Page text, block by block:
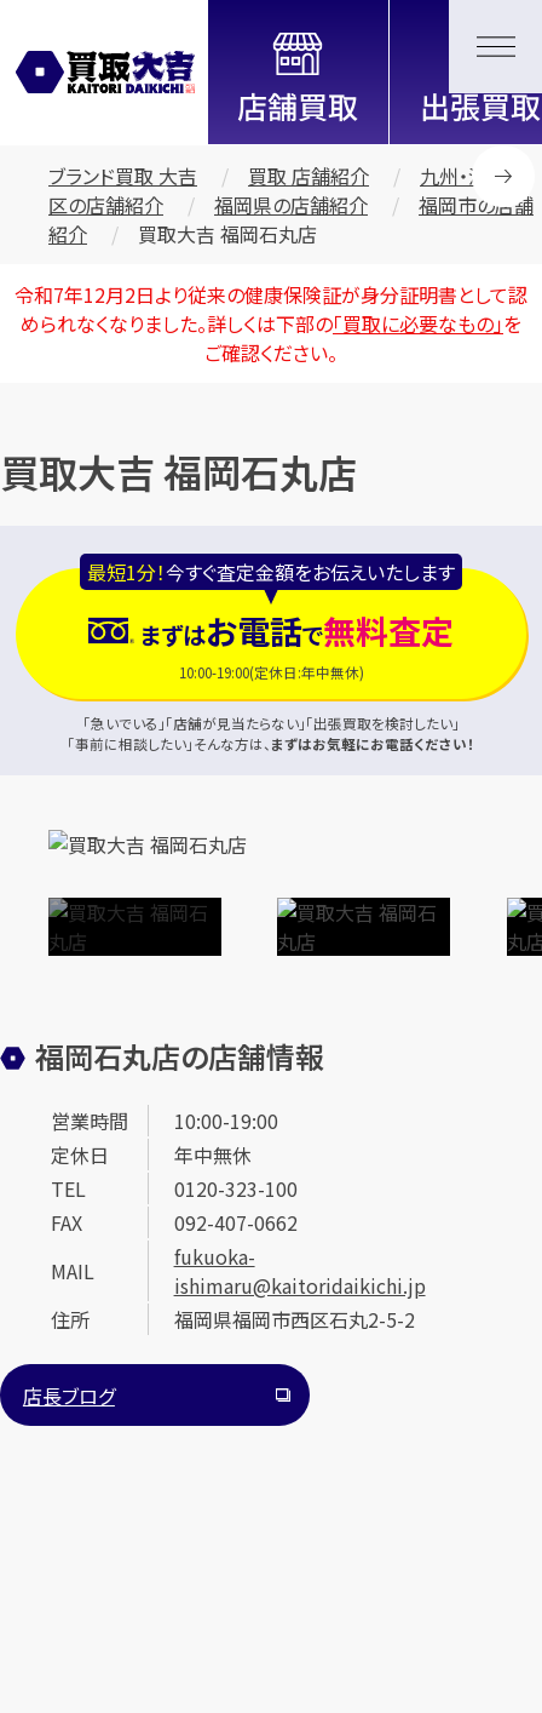
全国2200店舗以上展開中！
信頼と実績の買取専門店「買取大
吉」
カンタン無料
ブランド買取 大吉 買取 店舗紹介
九州・沖縄地
区の店舗紹介
福岡県の店舗紹介
福岡市の店舗
紹介
買取大吉 福岡石丸店
令和7年12月2日より従来の健康保険証が身分証明書として認
められなくなりました。詳しくは下部の「買取に必要なもの」を
ご確認ください。
買取大吉 福岡石丸店
最短1分！今すぐ査定金額をお伝えいたします
まずはお電話で無料査定
10:00-19:00(定休日:年中無休)
「急いでいる」「店舗が見当たらない」「出張買取を検討したい」
「事前に相談したい」そんな方は、 まずはお気軽にお電話ください！
福岡石丸店の店舗情報
営業時間
10:00-19:00
定休日
年中無休
TEL
0120-323-100
FAX
092-407-0662
MAIL
fukuoka-
ishimaru@kaitoridaikichi.jp
住所
福岡県福岡市西区石丸2-5-2
店長ブログ